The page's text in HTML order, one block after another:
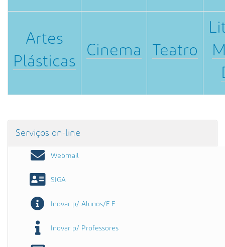
Artes
Plásticas
Cinema Teatro
Serviços on-line
Webmail
SIGA
Inovar p/ Alunos/E.E.
Inovar p/ Professores